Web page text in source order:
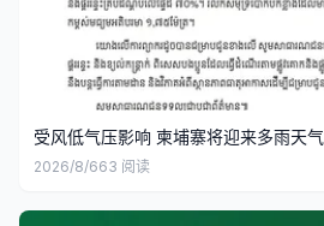
受风低气压影响 柬埔寨将迎来多雨天气
2026/8/663 阅读